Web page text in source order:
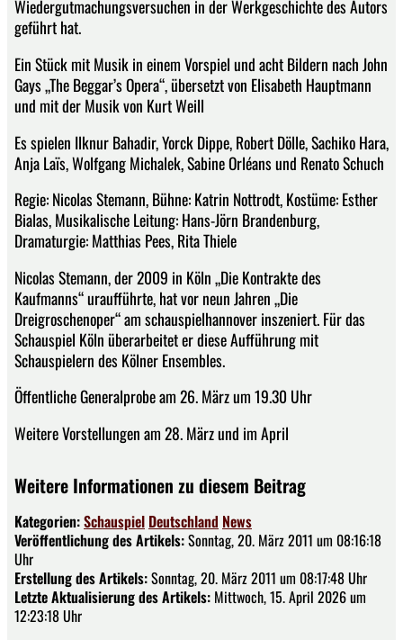
Wiedergutmachungsversuchen in der Werkgeschichte des Autors
geführt hat.
Ein Stück mit Musik in einem Vorspiel und acht Bildern nach John
Gays „The Beggar’s Opera“, übersetzt von Elisabeth Hauptmann
und mit der Musik von Kurt Weill
Es spielen Ilknur Bahadir, Yorck Dippe, Robert Dölle, Sachiko Hara,
Anja Laïs, Wolfgang Michalek, Sabine Orléans und Renato Schuch
Regie: Nicolas Stemann, Bühne: Katrin Nottrodt, Kostüme: Esther
Bialas, Musikalische Leitung: Hans-Jörn Brandenburg,
Dramaturgie: Matthias Pees, Rita Thiele
Nicolas Stemann, der 2009 in Köln „Die Kontrakte des
Kaufmanns“ uraufführte, hat vor neun Jahren „Die
Dreigroschenoper“ am schauspielhannover inszeniert. Für das
Schauspiel Köln überarbeitet er diese Aufführung mit
Schauspielern des Kölner Ensembles.
Öffentliche Generalprobe am 26. März um 19.30 Uhr
Weitere Vorstellungen am 28. März und im April
Weitere Informationen zu diesem Beitrag
Kategorien:Schauspiel Deutschland News
Veröffentlichung des Artikels:Sonntag, 20. März 2011 um 08:16:18
Uhr
Erstellung des Artikels:Sonntag, 20. März 2011 um 08:17:48 Uhr
Letzte Aktualisierung des Artikels: Mittwoch, 15. April 2026 um
12:23:18 Uhr